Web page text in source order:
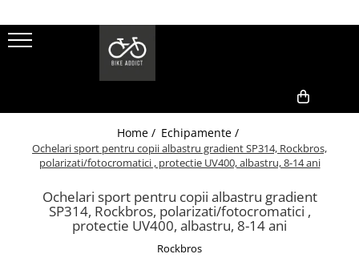
Biciclete COPII
Angrenaje pedaliere
Anvelope
Disc frana
Aparatori noroi
Genti/Borsete cadru
Kilometraje , ceasuri , GPS
Casti
Casti COPII
Ochelari
1 2
Home / Echipamente /
Ochelari sport pentru copii albastru gradient SP314, Rockbros,
polarizati/fotocromatici , protectie UV400, albastru, 8-14 ani
Ochelari sport pentru copii albastru gradient
SP314, Rockbros, polarizati/fotocromatici ,
protectie UV400, albastru, 8-14 ani
Rockbros